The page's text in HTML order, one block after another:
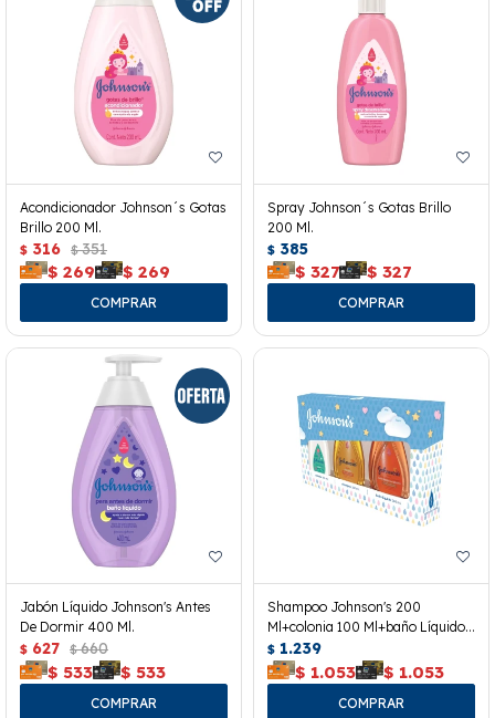
Acondicionador Johnson´s Gotas
Brillo 200 Ml.
$ 316 $ 351
$ 269 $ 269
Spray Johnson´s Gotas Brillo
200 Ml.
$ 385
$ 327 $ 327
Jabón Líquido Johnson's Antes
De Dormir 400 Ml.
$ 627 $ 660
$ 533 $ 533
Shampoo Johnson's 200
Ml+colonia 100 Ml+baño Líquido
200 Ml.
$ 1.239
$ 1.053 $ 1.053